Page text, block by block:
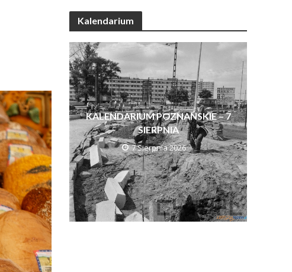
Kalendarium
KALENDARIUM POZNAŃSKIE – 7
SIERPNIA
7 Sierpnia 2026